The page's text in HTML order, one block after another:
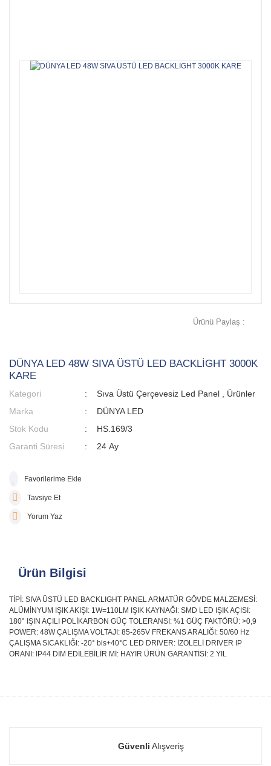
Ürünü Paylaş :
DÜNYA LED 48W SIVA ÜSTÜ LED BACKLİGHT 3000K
KARE
Kategori Sıva Üstü Çerçevesiz Led Panel
Ürünler
Marka
DÜNYA LED
Stok Kodu
HS.169/3
Garanti Süresi
24 Ay
Tavsiye Et
Yorum Yaz
Ürün Bilgisi
TİPİ: SIVA ÜSTÜ LED BACKLIGHT PANEL ARMATÜR GÖVDE MALZEMESİ:
ALÜMİNYUM IŞIK AKIŞI: 1W=110LM IŞIK KAYNAĞI: SMD LED IŞIK AÇISI:
180° IŞIN AÇILI POLİKARBON GÜÇ TOLERANSI: %1 GÜÇ FAKTÖRÜ: >0,9
POWER: 48W ÇALIŞMA VOLTAJI: 85-265V FREKANS ARALIĞI: 50/60 Hz
ÇALIŞMA SICAKLIĞI: -20° bis+40°C LED DRIVER: İZOLELİ DRIVER IP
ORANI: IP44 DİM EDİLEBİLİR Mİ: HAYIR ÜRÜN GARANTİSİ: 2 YIL
Güvenli Alışveriş